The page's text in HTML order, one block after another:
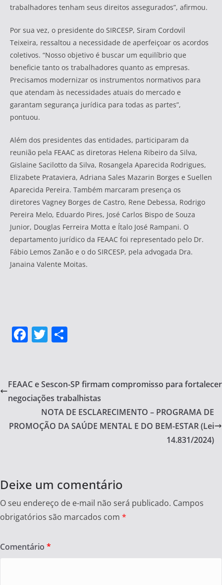
trabalhadores tenham seus direitos assegurados”, afirmou.
Por sua vez, o presidente do SIRCESP, Siram Cordovil
Teixeira, ressaltou a necessidade de aperfeiçoar os acordos
coletivos. “Nosso objetivo é buscar um equilíbrio que
beneficie tanto os trabalhadores quanto as empresas.
Precisamos modernizar os instrumentos normativos para
que atendam às necessidades atuais do mercado e
garantam segurança jurídica para todas as partes”,
pontuou.
Além dos presidentes das entidades, participaram da
reunião pela FEAAC as diretoras Helena Ribeiro da Silva,
Gislaine Sacilotto da Silva, Rosangela Aparecida Rodrigues,
Elizabete Prataviera, Adriana Sales Mazarin Borges e Suellen
Aparecida Pereira. Também marcaram presença os
diretores Vagney Borges de Castro, Rene Debessa, Rodrigo
Pereira Melo, Eduardo Pires, José Carlos Bispo de Souza
Junior, Douglas Ferreira Motta e Ítalo José Rampani. O
departamento jurídico da FEAAC foi representado pelo Dr.
Fábio Lemos Zanão e o do SIRCESP, pela advogada Dra.
Janaina Valente Moitas.
F
e
b
o
T
er e
FEAAC e Sescon-SP firmam compromisso para fortalecer
negociações trabalhistas
NOTA DE ESCLARECIMENTO – PROGRAMA DE
PROMOÇÃO DA SAÚDE MENTAL E DO BEM-ESTAR (Lei
14.831/2024)
Deixe um comentário
O seu endereço de e-mail não será publicado. Campos
obrigatórios são marcados com *
Comentário *